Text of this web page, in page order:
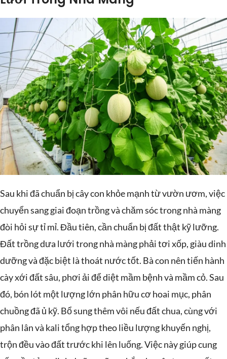
Sau khi đã chuẩn bị cây con khỏe mạnh từ vườn ươm, việc
chuyển sang giai đoạn trồng và chăm sóc trong nhà màng
đòi hỏi sự tỉ mỉ. Đầu tiên, cần chuẩn bị đất thật kỹ lưỡng.
Đất trồng dưa lưới trong nhà màng phải tơi xốp, giàu dinh
dưỡng và đặc biệt là thoát nước tốt. Bà con nên tiến hành
cày xới đất sâu, phơi ải để diệt mầm bệnh và mầm cỏ. Sau
đó, bón lót một lượng lớn phân hữu cơ hoai mục, phân
chuồng đã ủ kỹ. Bổ sung thêm vôi nếu đất chua, cùng với
phân lân và kali tổng hợp theo liều lượng khuyến nghị,
trộn đều vào đất trước khi lên luống. Việc này giúp cung